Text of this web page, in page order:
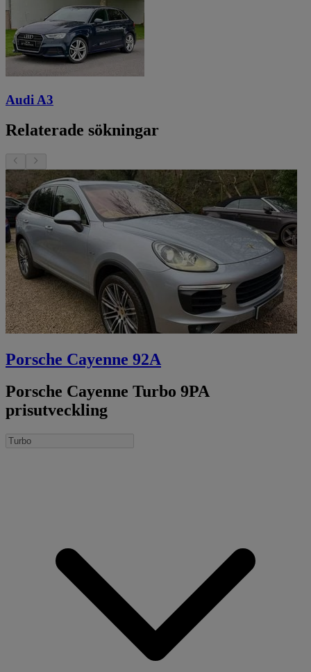
Audi A3
Relaterade sökningar
Porsche Cayenne 92A
Porsche Cayenne Turbo 9PA
prisutveckling